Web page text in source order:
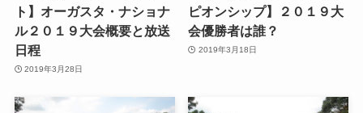
ト】オーガスタ・ナショナ
ル２０１９大会概要と放送
日程
2019年3月28日
ピオンシップ】２０１９大
会優勝者は誰？
2019年3月18日